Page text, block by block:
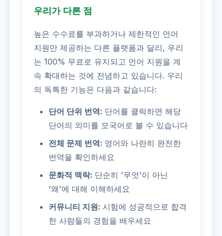
우리가 다른 점
높은 수수료를 부과하거나 제한적인 언어
지원만 제공하는 다른 플랫폼과 달리, 우리
는 100% 무료로 유지되고 언어 지원을 계
속 확대하는 것에 전념하고 있습니다. 우리
의 독특한 기능은 다음과 같습니다:
단어 단위 번역: 단어를 클릭하면 해당
단어의 의미를 모국어로 볼 수 있습니다
전체 문제 번역: 영어와 나란히 완전한
번역을 확인하세요
문화적 맥락: 단순히 '무엇'이 아닌
'왜'에 대해 이해하세요
커뮤니티 지원: 시험에 성공적으로 합격
한 사람들의 경험을 배우세요